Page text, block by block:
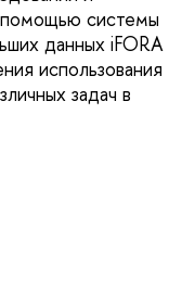
системы
данных iFORA
использования
задач в